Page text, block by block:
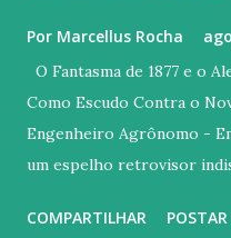
Por Marcellus Rocha
O Fantasma de 1877 e o
Como Escudo Contra o
Engenheiro Agrônomo -
um espelho retrovisor
no futuro. Contudo, diante
COMPARTILHAR